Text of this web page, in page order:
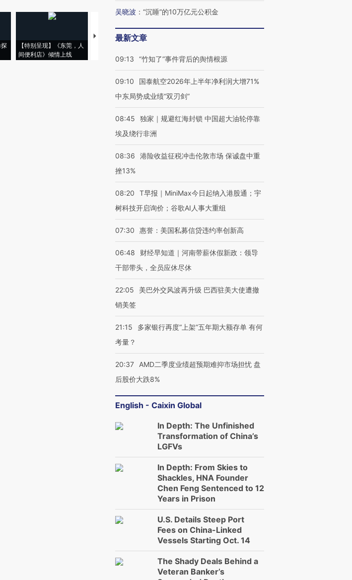
探
【特别呈现】《东莞，人
间便利店》倾情上线
【推广】走进第四届链博
有意思的生活方式·第三对
吴晓波 ： “沉睡”的10万亿元公积金
最新文章
09:13 “竹知了”事件背后的舆情根源
09:10
国泰航空2026年上半年净利润大增71%
中东局势成业绩“双刃剑”
08:45
独家｜规避红海封锁 中国超大油轮停靠
埃及绕行非洲
08:36
港险收益征税冲击伦敦市场 保诚盘中重
挫13%
08:20
T早报｜MiniMax今日起纳入港股通；宇
树科技开启询价；谷歌AI人事大重组
07:30 惠誉：美国私募信贷违约率创新高
06:48
财经早知道｜河南带薪休假新政：领导
干部带头，全员应休尽休
22:05
美巴外交风波再升级 巴西驻美大使遭撤
销美签
21:15
多家银行再度“上架”五年期大额存单 有何
考量？
20:37
AMD二季度业绩超预期难抑市场担忧 盘
后股价大跌8%
English - Caixin Global
In Depth: The Unfinished
Transformation of China’s
LGFVs
In Depth: From Skies to
Shackles, HNA Founder
Chen Feng Sentenced to 12
Years in Prison
U.S. Details Steep Port
Fees on China-Linked
Vessels Starting Oct. 14
The Shady Deals Behind a
Veteran Banker’s